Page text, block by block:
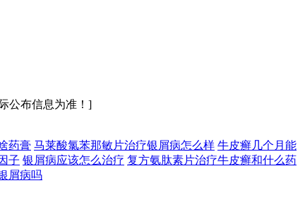
公布信息为准！]
药膏 马莱酸氯苯那敏片治疗银屑病怎么样 牛皮癣几个月能
子 银屑病应该怎么治疗 复方氨肽素片治疗牛皮癣和什么药
屑病吗